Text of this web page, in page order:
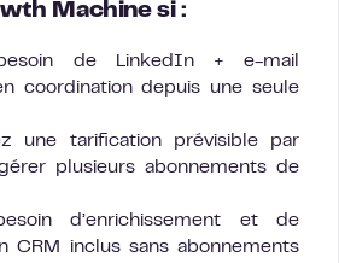
Machine si :
de LinkedIn + e-mail
coordination depuis une seule
une tarification prévisible par
plusieurs abonnements de
d’enrichissement et de
CRM inclus sans abonnements